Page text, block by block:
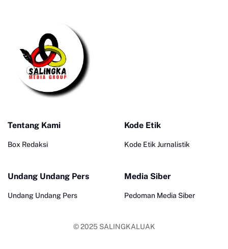
Tentang Kami
Box Redaksi
Kode Etik
Kode Etik Jurnalistik
Undang Undang Pers
Undang Undang Pers
Media Siber
Pedoman Media Siber
© 2025 SALINGKALUAK